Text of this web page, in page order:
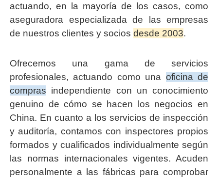
actuando, en la mayoría de los casos, como
aseguradora especializada de las empresas
de nuestros clientes y socios desde 2003.
Ofrecemos una gama de servicios
profesionales, actuando como una oficina de
compras independiente con un conocimiento
genuino de cómo se hacen los negocios en
China. En cuanto a los servicios de inspección
y auditoría, contamos con inspectores propios
formados y cualificados individualmente según
las normas internacionales vigentes. Acuden
personalmente a las fábricas para comprobar